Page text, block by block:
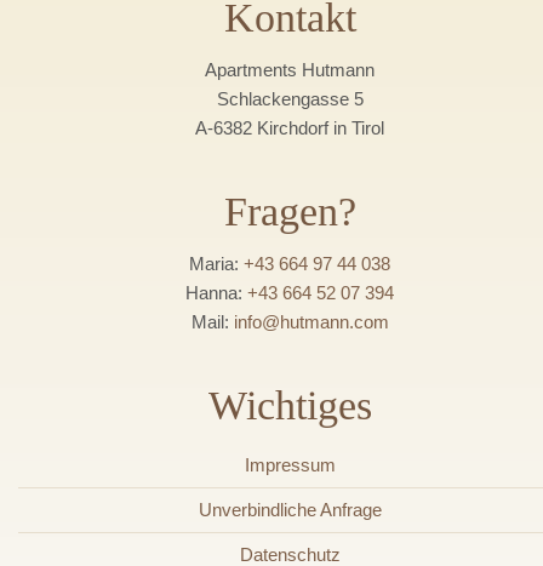
Kontakt
Apartments Hutmann
Schlackengasse 5
A-6382 Kirchdorf in Tirol
Fragen?
Maria: +43 664 97 44 038
Hanna: +43 664 52 07 394
Mail: info@hutmann.com
Wichtiges
Impressum
Unverbindliche Anfrage
Datenschutz